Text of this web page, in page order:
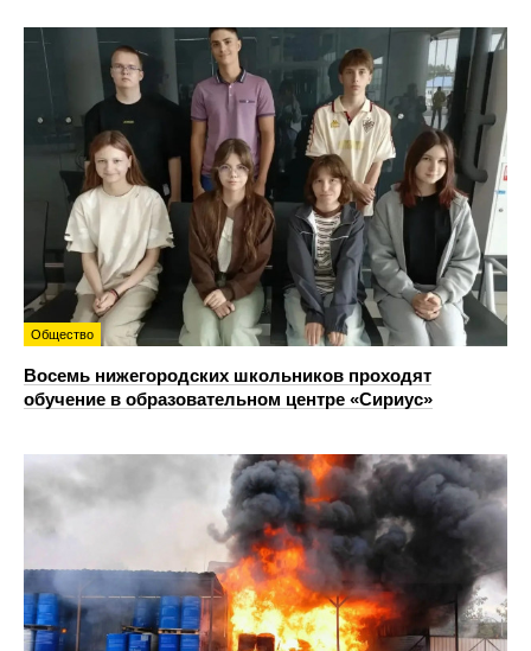
Общество
Восемь нижегородских школьников проходят
обучение в образовательном центре «Сириус»